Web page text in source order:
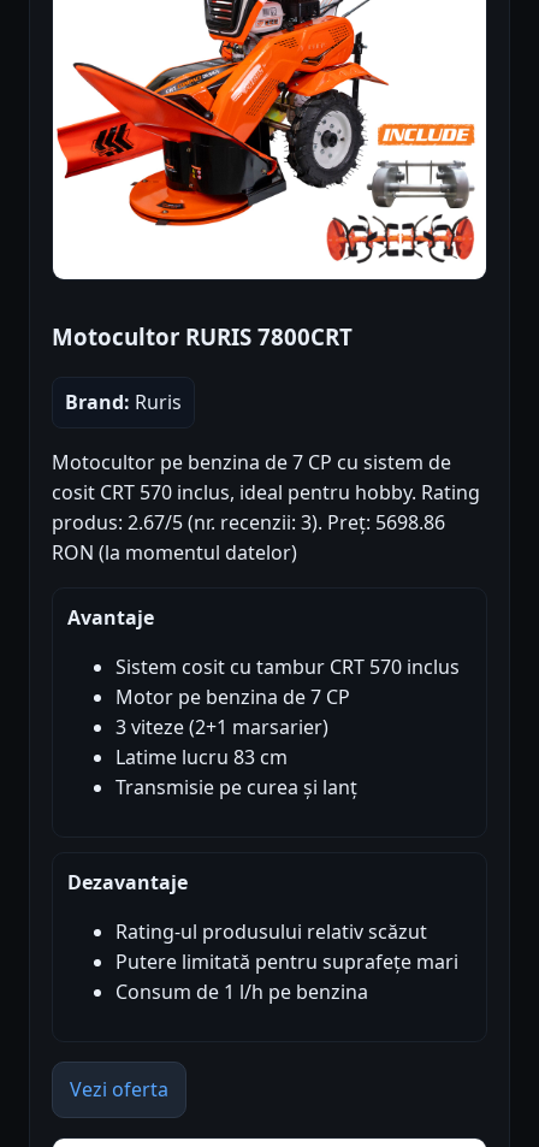
Motocultor RURIS 7800CRT
Brand: Ruris
Motocultor pe benzina de 7 CP cu sistem de
cosit CRT 570 inclus, ideal pentru hobby. Rating
produs: 2.67/5 (nr. recenzii: 3). Preț: 5698.86
RON (la momentul datelor)
Avantaje
Sistem cosit cu tambur CRT 570 inclus
Motor pe benzina de 7 CP
3 viteze (2+1 marsarier)
Latime lucru 83 cm
Transmisie pe curea și lanț
Dezavantaje
Rating-ul produsului relativ scăzut
Putere limitată pentru suprafețe mari
Consum de 1 l/h pe benzina
Vezi oferta